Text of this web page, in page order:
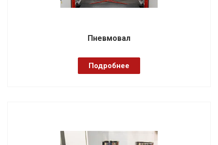
Пневмовал
Подробнее